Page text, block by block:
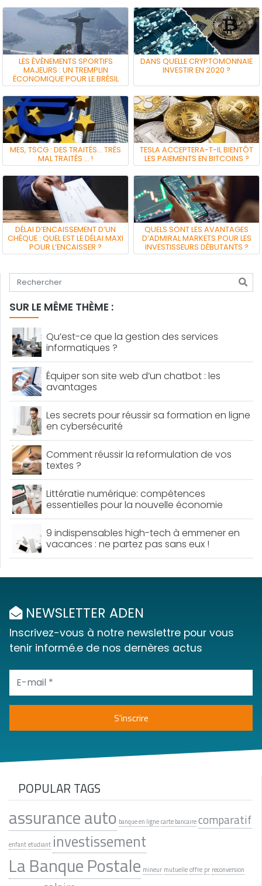
LES ÉVÈNEMENTS SPORTIFS
MAJEURS : UN TREMPLIN
ÉCONOMIQUE POUR LE BRÉSIL
DANS QUELLE CRYPTOMONNAIE
INVESTIR EN 2020 ?
MES, TSCG : DES TRAITÉS… TRÈS
MAL TRAITÉS … !
TESLA ACCEPTERA-T-IL BIENTÔT
LES PAIEMENTS EN BITCOINS ?
DÉLAI D’ENCAISSEMENT D’UN
CHÈQUE : QUEL EST LE DÉLAI MAXI
POUR L’ENCAISSER ?
QUELS SONT LES AVANTAGES
D’ADMIRAL MARKETS POUR LES
INVESTISSEURS DÉBUTANTS ?
Tapez votre recherche
SUR LE MÊME THÈME :
Qu’est-ce que la gestion des services
informatiques ?
Équiper son site web d’un chatbot : les
avantages
Les secrets pour réussir sa formation en ligne
en cybersécurité
Comment réussir la reformulation de vos
textes ?
Littératie numérique: compétences
essentielles pour la nouvelle économie
9 indispensables high-tech à emmener en
vacances : ne partez pas sans eux !
NEWSLETTER ADEN
Inscrivez-vous à notre newslettre pour vous
tenir informé.e de nos dernères actus
POPULAR TAGS
assurance auto banque en lignecarte bancairecomparatif
enfantetudiant investissement
La Banque Postale mineur mutuelleoffre pr reconversion